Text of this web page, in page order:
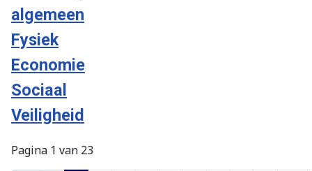
algemeen
Fysiek
Economie
Sociaal
Veiligheid
Pagina 1 van 23